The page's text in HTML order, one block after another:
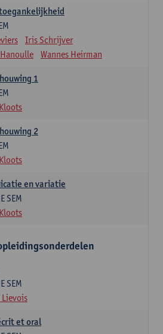
Iris Schrijver
Wannes Heirman
1
2
en variatie
SEM
SEM
et oral